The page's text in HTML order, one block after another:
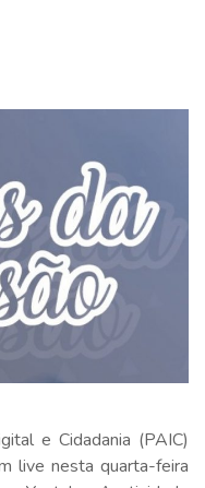
e Cidadania (PAIC)
live nesta quarta-feira